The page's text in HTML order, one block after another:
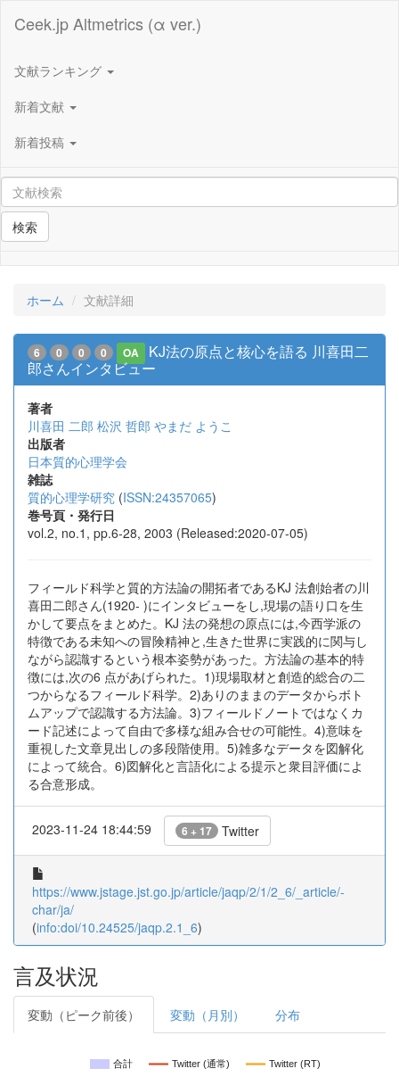
Ceek.jp Altmetrics (α ver.)
文献ランキング
新着文献
新着投稿
検索
ホーム 文献詳細
6 0 0 0 OA
KJ法の原点と核心を語る 川喜田二
郎さんインタビュー
著者
川喜田 二郎 松沢 哲郎 やまだ ようこ
出版者
日本質的心理学会
雑誌
質的心理学研究 (ISSN:24357065)
巻号頁・発行日
vol.2, no.1, pp.6-28, 2003 (Released:2020-07-05)
フィールド科学と質的方法論の開拓者であるKJ 法創始者の川
喜田二郎さん(1920- )にインタビューをし,現場の語り口を生
かして要点をまとめた。KJ 法の発想の原点には,今西学派の
特徴である未知への冒険精神と,生きた世界に実践的に関与し
ながら認識するという根本姿勢があった。方法論の基本的特
徴には,次の6 点があげられた。1)現場取材と創造的総合の二
つからなるフィールド科学。2)ありのままのデータからボト
ムアップで認識する方法論。3)フィールドノートではなくカ
ード記述によって自由で多様な組み合せの可能性。4)意味を
重視した文章見出しの多段階使用。5)雑多なデータを図解化
によって統合。6)図解化と言語化による提示と衆目評価によ
る合意形成。
2023-11-24 18:44:59 6 + 17 Twitter
https://www.jstage.jst.go.jp/article/jaqp/2/1/2_6/_article/-
char/ja/
(info:doi/10.24525/jaqp.2.1_6)
言及状況
変動（ピーク前後） 変動（月別） 分布
合計 Twitter (通常) Twitter (RT)